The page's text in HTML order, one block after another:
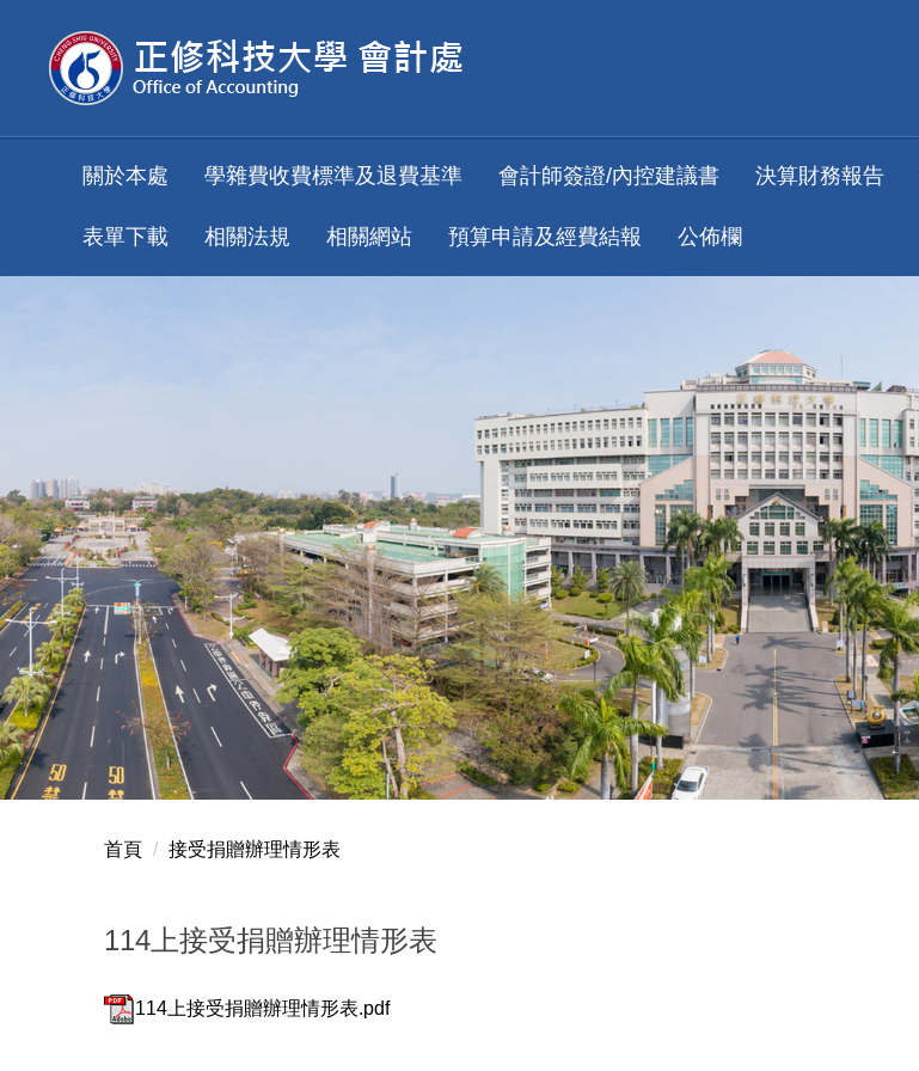
內
關於本處 學雜費收費標準及退費基準 會計師簽證/內控建議書 決算財務報告
表單下載 相關法規 相關網站 預算申請及經費結報 公佈欄
首頁 接受捐贈辦理情形表
114上接受捐贈辦理情形表
114上接受捐贈辦理情形表.pdf